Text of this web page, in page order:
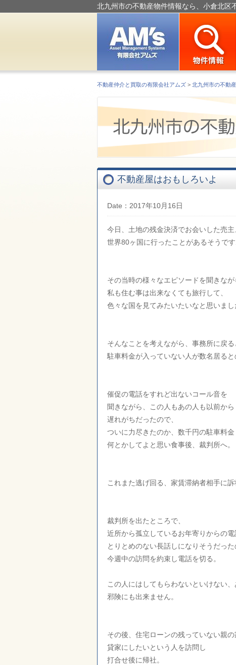
北九州市の不動産物件情報なら、小倉北区
不動産仲介と買取の有限会社アムズ > 北九州市の不動
不動産屋はおもしろいよ
Date：2017年10月16日
今日、土地の残金決済でお会いした売
世界80ヶ国に行ったことがあるそうです
その当時の様々なエピソードを聞きなが
私も住む事は出来なくても旅行して、
色々な国を見てみたいたいなと思いまし
そんなことを考えながら、事務所に戻る
駐車料金が入っていない人が数名居ると
催促の電話をすれど出ないコール音を
聞きながら、この人もあの人も以前から
遅れがちだったので、
ついに力尽きたのか、数千円の駐車料金
何とかしてよと思い食事後、裁判所へ。
これまた逃げ回る、家賃滞納者相手に訴
裁判所を出たところで、
近所から孤立しているお年寄りからの電
とりとめのない長話しになりそうだった
今週中の訪問を約束し電話を切る。
この人にはしてもらわないといけない
邪険にも出来ません。
その後、住宅ローンの残っていない親の
貸家にしたいという人を訪問し
打合せ後に帰社。